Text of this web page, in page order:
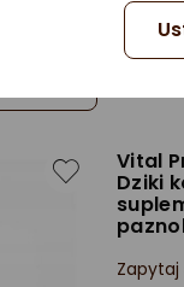
Vital
Dziki
Zapytaj